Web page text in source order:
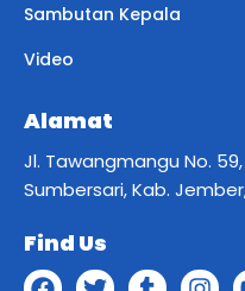
Sambutan Kepala
Video
Alamat
Jl. Tawangmangu No.
Sumbersari, Kab.
Find Us